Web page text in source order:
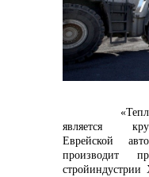
контакты
является
Еврейской
производит
стройиндустрии